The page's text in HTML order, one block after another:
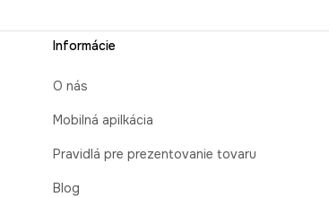
Informácie
O nás
Mobilná apilkácia
Pravidlá pre prezentovanie tovaru
Blog